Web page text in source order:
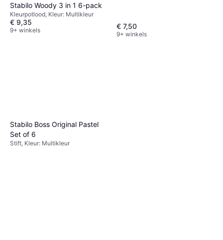
Of 3 betalingen van € 2,80/mnd.
9+ winkels
Stabilo Woody 3 in 1 6-pack
Kleurpotlood, Kleur: Multikleur
€ 9,35
9+ winkels € 7,50
9+ winkels
Stabilo Boss Original Pastel
Set of 6
Stift, Kleur: Multikleur